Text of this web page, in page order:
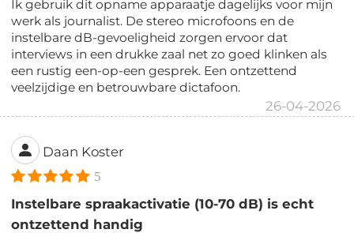
Ik gebruik dit opname apparaatje dagelijks voor mijn
werk als journalist. De stereo microfoons en de
instelbare dB-gevoeligheid zorgen ervoor dat
interviews in een drukke zaal net zo goed klinken als
een rustig een-op-een gesprek. Een ontzettend
veelzijdige en betrouwbare dictafoon.
26-04-2026
Daan Koster
5
Instelbare spraakactivatie (10-70 dB) is echt
ontzettend handig